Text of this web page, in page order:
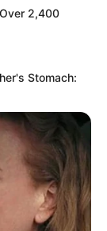
2,400
Stomach: